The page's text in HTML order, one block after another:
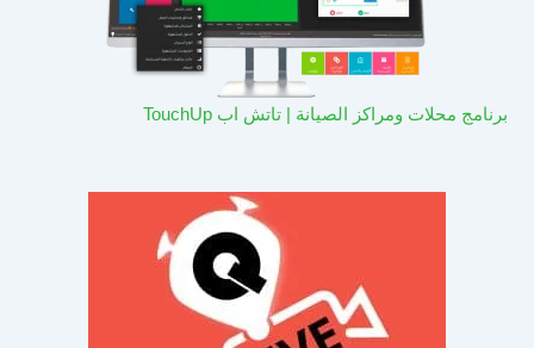
برنامج محلات ومراكز الصيانة | تاتش اب TouchUp